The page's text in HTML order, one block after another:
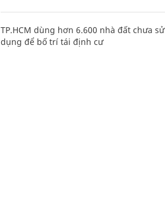
TP.HCM dùng hơn 6.600 nhà đất chưa sử
dụng để bố trí tái định cư